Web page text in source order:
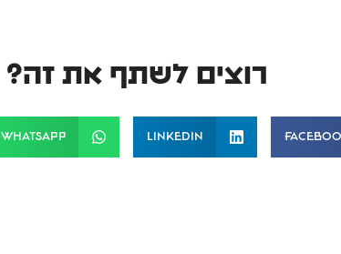
רוצים לשתף את זה?
LinkedIn
WhatsApp